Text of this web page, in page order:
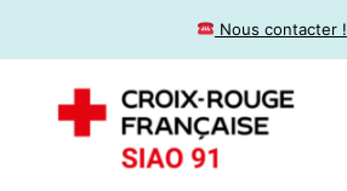
​ Nous contacter !